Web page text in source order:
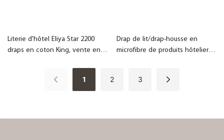
Literie d'hôtel Eliya Star 2200
draps en coton King, vente en
Drap de lit/drap-housse en
microfibre de produits hôteliers
1 2 3